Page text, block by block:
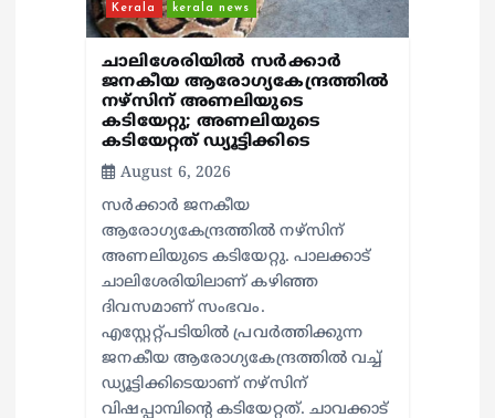
Kerala kerala news
ചാലിശേരിയില്‍ സര്‍ക്കാര്‍
ജനകീയ ആരോഗ്യകേന്ദ്രത്തില്‍
നഴ്സിന് അണലിയുടെ
കടിയേറ്റു; അണലിയുടെ
കടിയേറ്റത് ഡ്യൂട്ടിക്കിടെ
August 6, 2026
സര്‍ക്കാര്‍ ജനകീയ
ആരോഗ്യകേന്ദ്രത്തില്‍ നഴ്സിന്
അണലിയുടെ കടിയേറ്റു. പാലക്കാട്
ചാലിശേരിയിലാണ് കഴിഞ്ഞ
ദിവസമാണ് സംഭവം.
എസ്റ്റേറ്റ്പടിയില്‍ പ്രവര്‍ത്തിക്കുന്ന
ജനകീയ ആരോഗ്യകേന്ദ്രത്തില്‍ വച്ച്
ഡ്യൂട്ടിക്കിടെയാണ് നഴ്സിന്
വിഷപ്പാമ്പിന്റെ കടിയേറ്റത്. ചാവക്കാട്